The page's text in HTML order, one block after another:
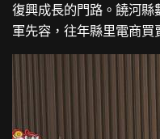
復興成長的門路。饒河
軍先容，往年縣里電商買